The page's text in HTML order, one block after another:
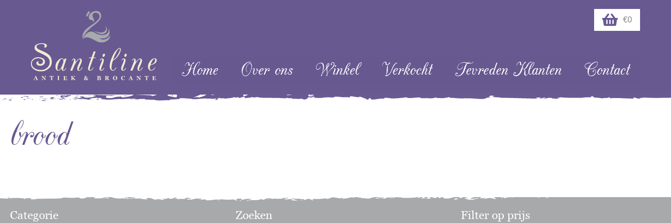
€0
Menu
Skip naar content
Home Over ons Winkel Verkocht Tevreden Klanten Contact
brood
Categorie Zoeken Filter op prijs